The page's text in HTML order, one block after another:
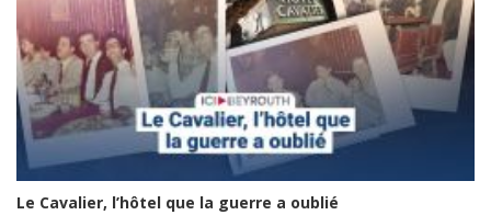
Le Cavalier, l’hôtel que la guerre a oublié